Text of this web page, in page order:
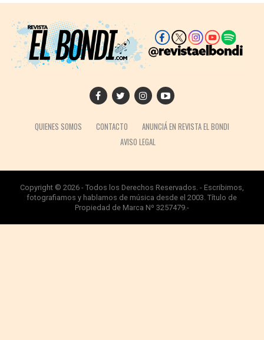
QUIENES SOMOS CONTACTO
ANUNCIÁ EN REVISTA EL BONDI
AVISO LEGAL
Copyright © 2026 - Todos los Derechos Reservados. - Escribimos,
fotografiamos y hablamos de música desde el 2003. Título de
Propiedad de Marca Nº 3257479.-